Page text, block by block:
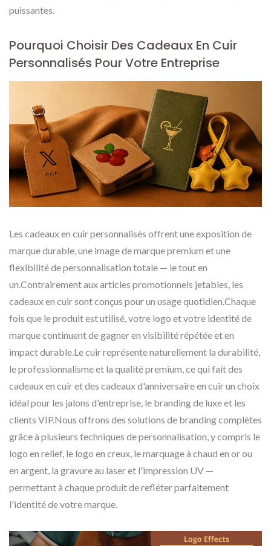
puissantes.
Pourquoi Choisir Des Cadeaux En Cuir
Personnalisés Pour Votre Entreprise
Les cadeaux en cuir personnalisés offrent une exposition de
marque durable, une image de marque premium et une
flexibilité de personnalisation totale — le tout en
un.Contrairement aux articles promotionnels jetables, les
cadeaux en cuir sont conçus pour un usage quotidien.Chaque
fois que le produit est utilisé, votre logo et votre identité de
marque continuent de gagner en visibilité répétée et en
impact durable.Le cuir représente naturellement la durabilité,
le professionnalisme et la qualité premium, ce qui fait des
cadeaux en cuir et des cadeaux d'anniversaire en cuir un choix
idéal pour les jalons d'entreprise, le branding de luxe et les
clients VIP.Nous offrons des solutions de branding complètes
grâce à plusieurs techniques de personnalisation, y compris le
logo en relief, le logo en creux, le marquage à chaud en or ou
en argent, la gravure au laser et l'impression UV —
permettant à chaque produit de refléter parfaitement
l'identité de votre marque.